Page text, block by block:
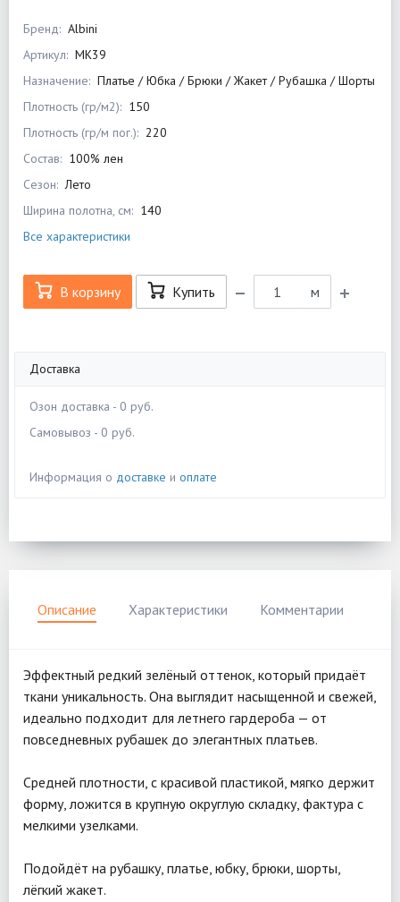
Бренд: Albini
Артикул: MK39
Назначение: Платье / Юбка / Брюки / Жакет / Рубашка / Шорты
Плотность (гр/м2): 150
Плотность (гр/м пог.): 220
Состав: 100% лен
Сезон: Лето
Ширина полотна, см: 140
Все характеристики
В корзину Купить м
Доставка
Озон доставка - 0 руб.
Самовывоз - 0 руб.
Информация о доставке и оплате
Описание Характеристики Комментарии
Эффектный редкий зелёный оттенок, который придаёт
ткани уникальность. Она выглядит насыщенной и свежей,
идеально подходит для летнего гардероба — от
повседневных рубашек до элегантных платьев.
Средней плотности, с красивой пластикой, мягко держит
форму, ложится в крупную округлую складку, фактура с
мелкими узелками.
Подойдёт на рубашку, платье, юбку, брюки, шорты,
лёгкий жакет.